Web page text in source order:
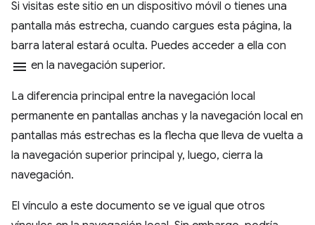
Si visitas este sitio en un dispositivo móvil o tienes una
pantalla más estrecha, cuando cargues esta página, la
barra lateral estará oculta. Puedes acceder a ella con
menu en la navegación superior.
La diferencia principal entre la navegación local
permanente en pantallas anchas y la navegación local en
pantallas más estrechas es la flecha que lleva de vuelta a
la navegación superior principal y, luego, cierra la
navegación.
El vínculo a este documento se ve igual que otros